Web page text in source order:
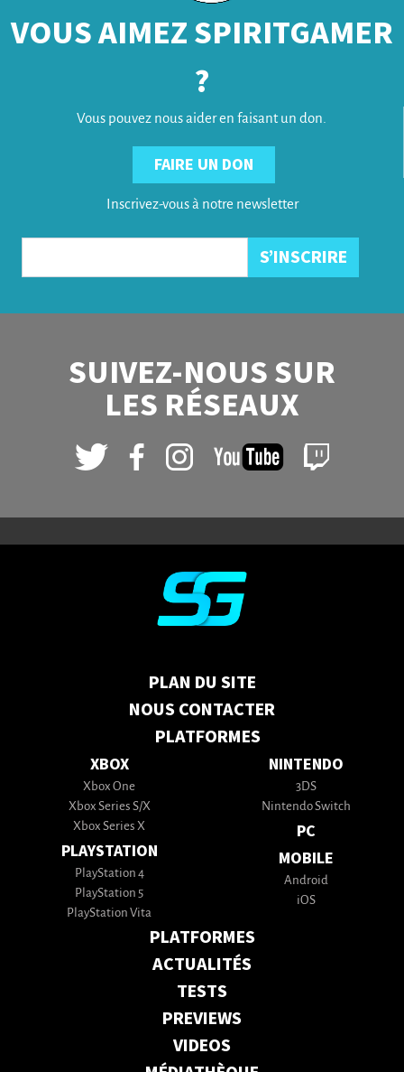
VOUS AIMEZ SPIRITGAMER
?
Vous pouvez nous aider en faisant un don.
FAIRE UN DON
Inscrivez-vous à notre newsletter
SUIVEZ-NOUS SUR
LES RÉSEAUX
PLAN DU SITE
NOUS CONTACTER
PLATFORMES
XBOX
Xbox One
Xbox Series S/X
Xbox Series X
PLAYSTATION
PlayStation 4
PlayStation 5
PlayStation Vita
NINTENDO
3DS
Nintendo Switch
PC
MOBILE
Android
iOS
PLATFORMES
ACTUALITÉS
TESTS
PREVIEWS
VIDEOS